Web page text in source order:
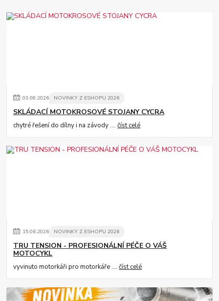
03.08.2026 NOVINKY Z ESHOPU 2026
SKLÁDACÍ MOTOKROSOVÉ STOJANY CYCRA
chytré řešení do dílny i na závody ....číst celé
15.06.2026 NOVINKY Z ESHOPU 2026
TRU TENSION - PROFESIONÁLNÍ PÉČE O VÁŠ
MOTOCYKL
vyvinuto motorkáři pro motorkáře ....číst celé